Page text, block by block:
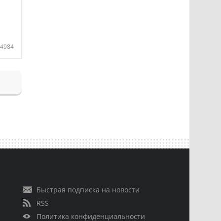
4984
Быстрая подписка на новости
RSS
Политика конфиденциальности